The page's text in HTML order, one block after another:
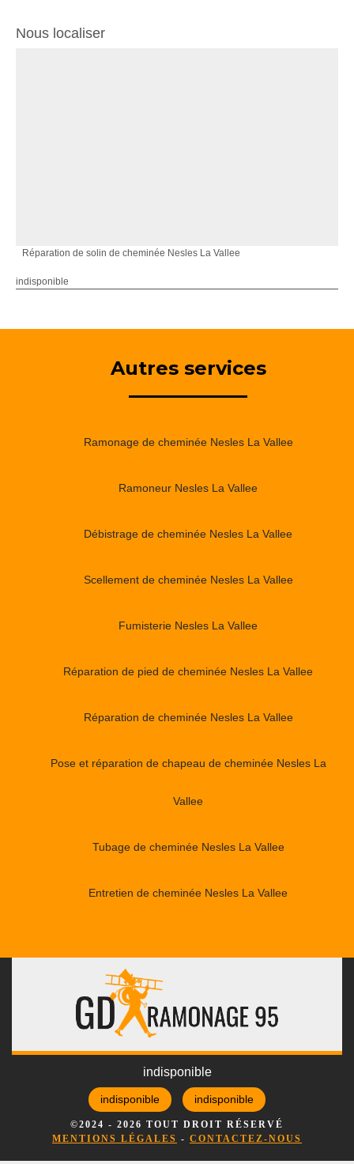
Nous localiser
Réparation de solin de cheminée Nesles La Vallee
indisponible
Autres services
Ramonage de cheminée Nesles La Vallee
Ramoneur Nesles La Vallee
Débistrage de cheminée Nesles La Vallee
Scellement de cheminée Nesles La Vallee
Fumisterie Nesles La Vallee
Réparation de pied de cheminée Nesles La Vallee
Réparation de cheminée Nesles La Vallee
Pose et réparation de chapeau de cheminée Nesles La
Vallee
Tubage de cheminée Nesles La Vallee
Entretien de cheminée Nesles La Vallee
indisponible
indisponible indisponible
©2024 - 2026 TOUT DROIT RÉSERVÉ
MENTIONS LÉGALES - CONTACTEZ-NOUS